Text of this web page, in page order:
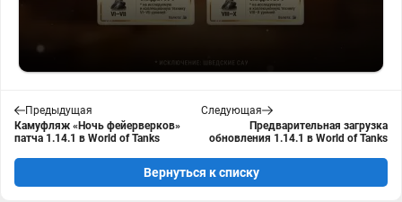
Предыдущая
Камуфляж «Ночь фейерверков»
патча 1.14.1 в World of Tanks
Следующая
Предварительная загрузка
обновления 1.14.1 в World of Tanks
Вернуться к списку